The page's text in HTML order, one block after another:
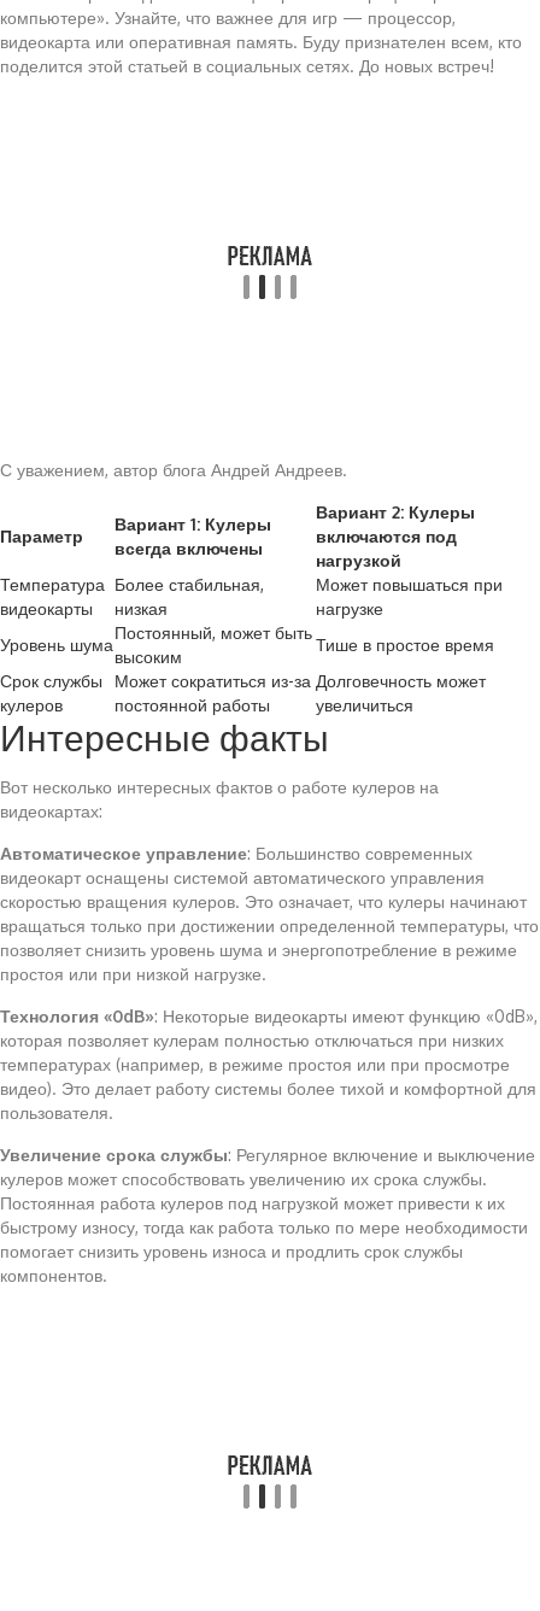
компьютере». Узнайте, что важнее для игр — процессор,
видеокарта или оперативная память. Буду признателен всем, кто
поделится этой статьей в социальных сетях. До новых встреч!
С уважением, автор блога Андрей Андреев.
Параметр
Вариант 1: Кулеры
всегда включены
Вариант 2: Кулеры
включаются под
нагрузкой
Температура
видеокарты
Более стабильная,
низкая
Может повышаться при
нагрузке
Уровень шума
Постоянный, может быть
высоким
Тише в простое время
Срок службы
кулеров
Может сократиться из-за
постоянной работы
Долговечность может
увеличиться
Интересные факты
Вот несколько интересных фактов о работе кулеров на
видеокартах:
Автоматическое управление: Большинство современных
видеокарт оснащены системой автоматического управления
скоростью вращения кулеров. Это означает, что кулеры начинают
вращаться только при достижении определенной температуры, что
позволяет снизить уровень шума и энергопотребление в режиме
простоя или при низкой нагрузке.
Технология «0dB»: Некоторые видеокарты имеют функцию «0dB»,
которая позволяет кулерам полностью отключаться при низких
температурах (например, в режиме простоя или при просмотре
видео). Это делает работу системы более тихой и комфортной для
пользователя.
Увеличение срока службы: Регулярное включение и выключение
кулеров может способствовать увеличению их срока службы.
Постоянная работа кулеров под нагрузкой может привести к их
быстрому износу, тогда как работа только по мере необходимости
помогает снизить уровень износа и продлить срок службы
компонентов.